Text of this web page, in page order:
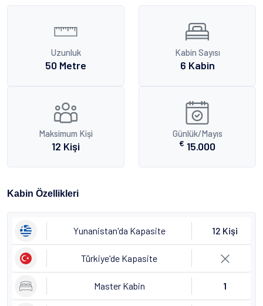
Uzunluk
50 Metre
Kabin Sayısı
6 Kabin
Maksimum Kişi
12 Kişi
Günlük/Mayıs
€ 15.000
Kabin Özellikleri
Yunanistan'da Kapasite 12 Kişi
Türkiye'de Kapasite
Master Kabin 1